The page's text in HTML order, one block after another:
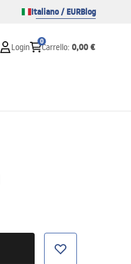
Italiano / EURBlog
Login
0
Carrello: 0,00 €